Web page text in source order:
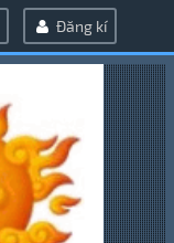
Đăng kí